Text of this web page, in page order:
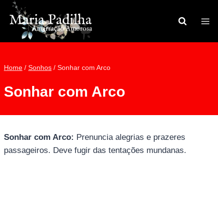
Pular
para
Conteúdo
Home / Sonhos / Sonhar com Arco
Sonhar com Arco
Sonhar com Arco: Prenuncia alegrias e prazeres
passageiros. Deve fugir das tentações mundanas.